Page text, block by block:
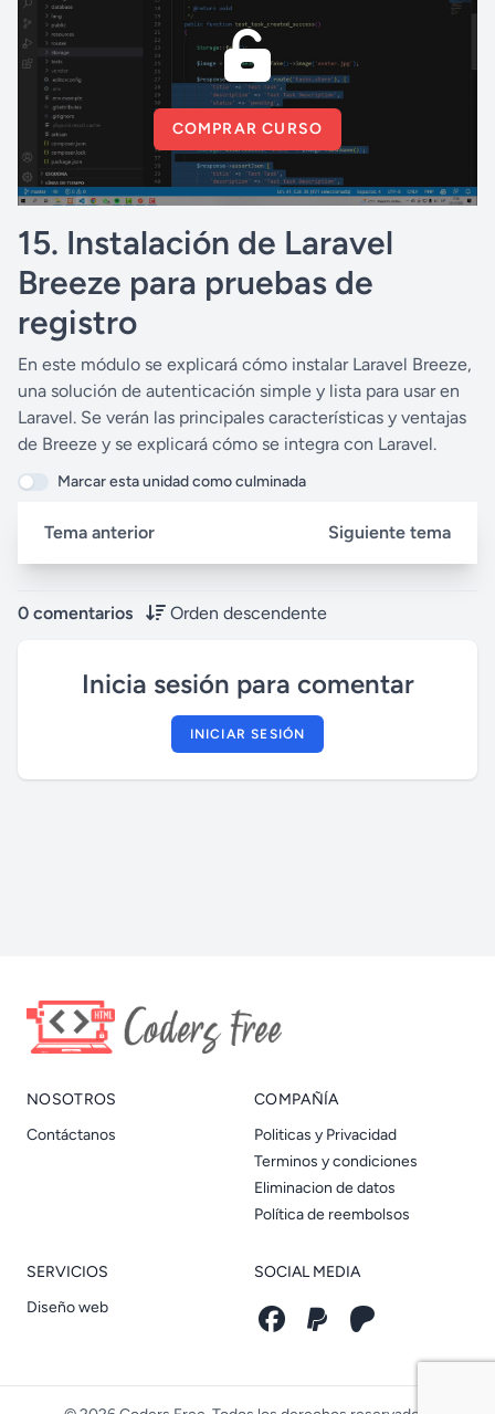
COMPRAR CURSO
15. Instalación de Laravel
Breeze para pruebas de
registro
En este módulo se explicará cómo instalar Laravel Breeze,
una solución de autenticación simple y lista para usar en
Laravel. Se verán las principales características y ventajas
de Breeze y se explicará cómo se integra con Laravel.
Marcar esta unidad como culminada
Tema anterior Siguiente tema
0 comentarios Orden descendente
Inicia sesión para comentar
INICIAR SESIÓN
NOSOTROS
Contáctanos
COMPAÑÍA
Politicas y Privacidad
Terminos y condiciones
Eliminacion de datos
Política de reembolsos
SERVICIOS
Diseño web
SOCIAL MEDIA